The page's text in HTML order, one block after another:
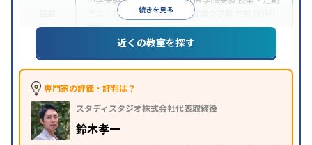
続きを見る
テスト対策
内申点対策 学習習慣の定着
対策
入塾に学力基準あり季節講習のみの受講可
※2024年6月調査。大学受験塾・予備校のアンケート調査方法を参照
近くの教室を探す
専門家の評価・評判は？
スタディスタジオ株式会社代表取締役
鈴木孝一